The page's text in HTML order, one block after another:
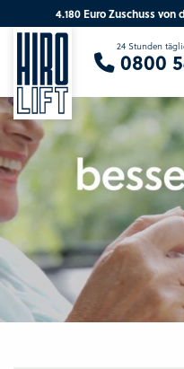
4.180 Euro Zuschuss von
24 Stunden
0800
Ihre PLZ